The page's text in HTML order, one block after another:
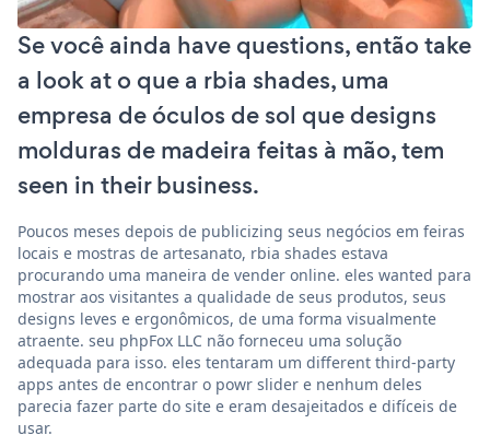
Se você ainda have questions, então take
a look at o que a rbia shades, uma
empresa de óculos de sol que designs
molduras de madeira feitas à mão, tem
seen in their business.
Poucos meses depois de publicizing seus negócios em feiras
locais e mostras de artesanato, rbia shades estava
procurando uma maneira de vender online. eles wanted para
mostrar aos visitantes a qualidade de seus produtos, seus
designs leves e ergonômicos, de uma forma visualmente
atraente. seu phpFox LLC não forneceu uma solução
adequada para isso. eles tentaram um different third-party
apps antes de encontrar o powr slider e nenhum deles
parecia fazer parte do site e eram desajeitados e difíceis de
usar.